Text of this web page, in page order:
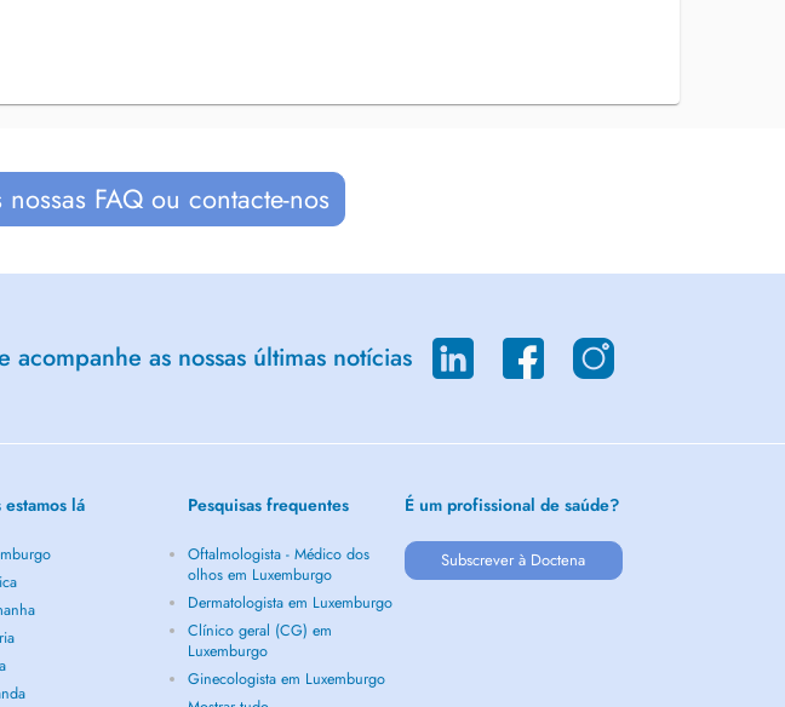
FAQ ou contacte-nos
acompanhe as nossas últimas notícias
estamos lá Pesquisas frequentes
Oftalmologista - Médico dos
olhos em Luxemburgo
Dermatologista em Luxemburgo
Clínico geral (CG) em
Luxemburgo
Ginecologista em Luxemburgo
É um profissional de saúde?
Subscrever à Doctena